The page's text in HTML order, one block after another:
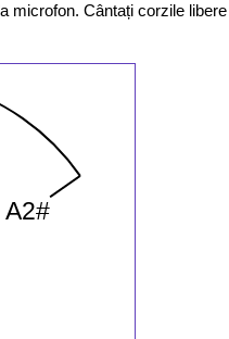
Cântați corzile